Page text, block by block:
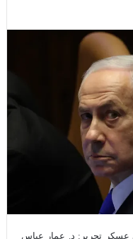
عسكر تحرير: د. عمار عباس